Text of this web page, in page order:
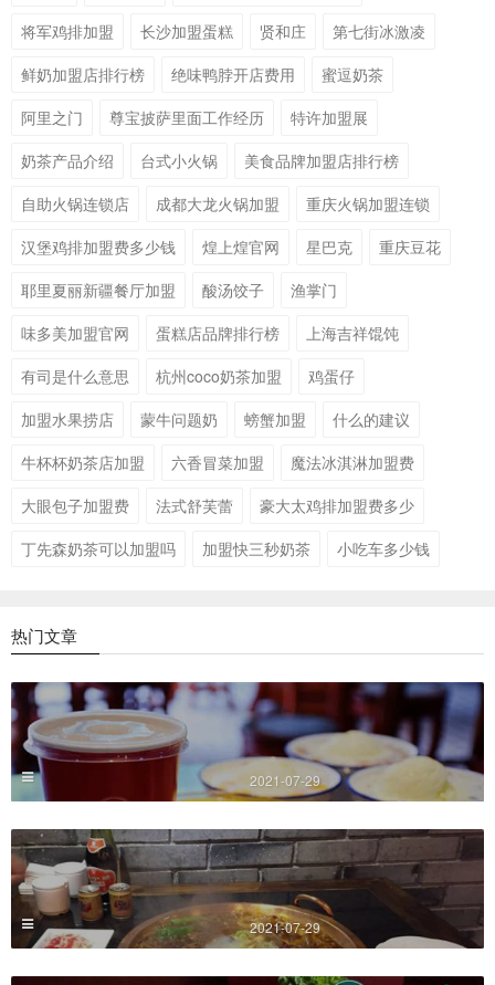
将军鸡排加盟
长沙加盟蛋糕 贤和庄
第七街冰激凌
鲜奶加盟店排行榜
绝味鸭脖开店费用
蜜逗奶茶
阿里之门
尊宝披萨里面工作经历
特许加盟展
奶茶产品介绍
台式小火锅
美食品牌加盟店排行榜
自助火锅连锁店
成都大龙火锅加盟
重庆火锅加盟连锁
汉堡鸡排加盟费多少钱
煌上煌官网 星巴克
重庆豆花
耶里夏丽新疆餐厅加盟
酸汤饺子
渔掌门
味多美加盟官网
蛋糕店品牌排行榜
上海吉祥馄饨
有司是什么意思
杭州coco奶茶加盟
鸡蛋仔
加盟水果捞店
蒙牛问题奶 螃蟹加盟
什么的建议
牛杯杯奶茶店加盟
六香冒菜加盟
魔法冰淇淋加盟费
大眼包子加盟费
法式舒芙蕾
豪大太鸡排加盟费多少
丁先森奶茶可以加盟吗
加盟快三秒奶茶 小吃车多少钱
热门文章
2021-07-29
2021-07-29